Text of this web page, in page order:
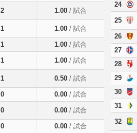
2 1.00/ 試合
1 1.00/ 試合
1 1.00/ 試合
1 1.00/ 試合
1 0.50/ 試合
0 0.00/ 試合
0 0.00/ 試合
0 0.00/ 試合
24
25
26
27
28
29
30
31
32